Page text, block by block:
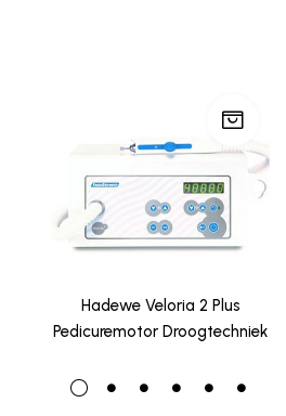
Hadewe Veloria 2 Plus
Pedicuremotor Droogtechniek